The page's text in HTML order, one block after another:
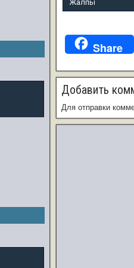
Жалпы
Share
Добавить
Для отправки